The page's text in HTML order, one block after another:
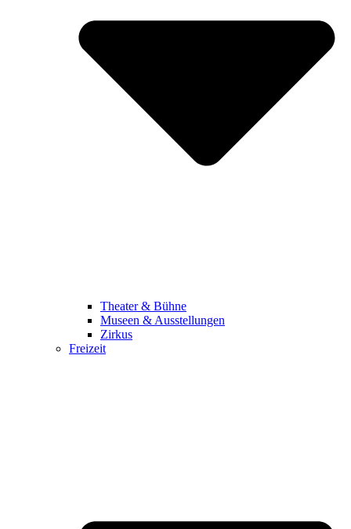
Theater & Bühne
Museen & Ausstellungen
Zirkus
Freizeit